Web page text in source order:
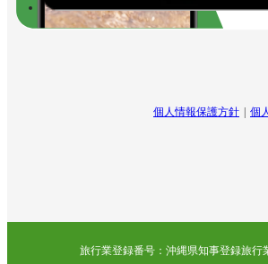
個人情報保護方針 個
旅行業登録番号：沖縄県知事登録旅行